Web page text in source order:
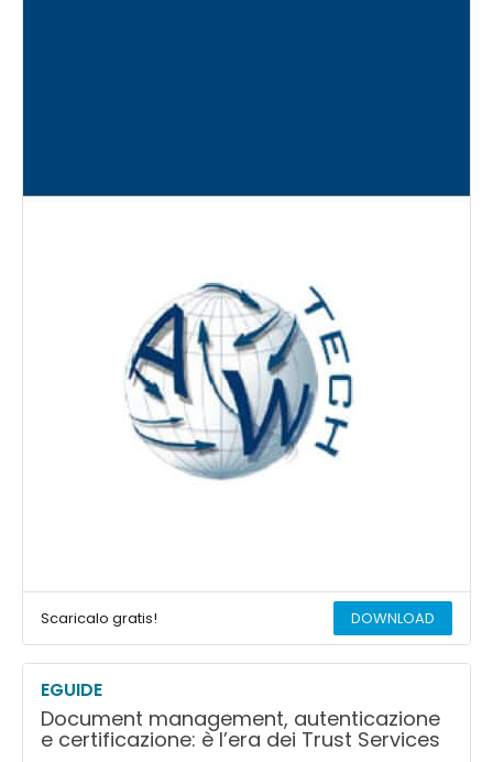
Scaricalo gratis! DOWNLOAD
EGUIDE
Document management, autenticazione
e certificazione: è l’era dei Trust Services